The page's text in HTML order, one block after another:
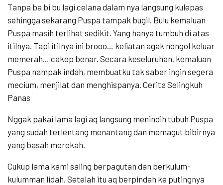
Tanpa ba bi bu lagi celana dalam nya langsung kulepas
sehingga sekarang Puspa tampak bugil. Bulu kemaluan
Puspa masih terlihat sedikit. Yang hanya tumbuh di atas
itilnya. Tapi itilnya ini brooo… keliatan agak nongol keluar
memerah… cakep benar. Secara keseluruhan, kemaluan
Puspa nampak indah, membuatku tak sabar ingin segera
mecium, menjilat dan menghispanya. Cerita Selingkuh
Panas
Nggak pakai lama lagi aq langsung menindih tubuh Puspa
yang sudah terlentang menantang dan memagut bibirnya
yang basah merekah.
Cukup lama kami saling berpagutan dan berkulum-
kulumman lidah. Setelah itu aq berpindah ke putingnya